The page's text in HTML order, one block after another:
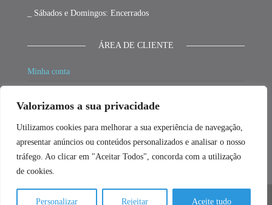
Valorizamos a sua privacidade
Utilizamos cookies para melhorar a sua experiência de navegação,
apresentar anúncios ou conteúdos personalizados e analisar o nosso
tráfego. Ao clicar em "Aceitar Todos", concorda com a utilização
de cookies.
Personalizar Rejeitar Aceite tudo
_ Sábados e Domingos: Encerrados
ÁREA DE CLIENTE
Minha conta
Finalizar compras
Promoções
© 2026 - Desenvolvido por Fillment3D